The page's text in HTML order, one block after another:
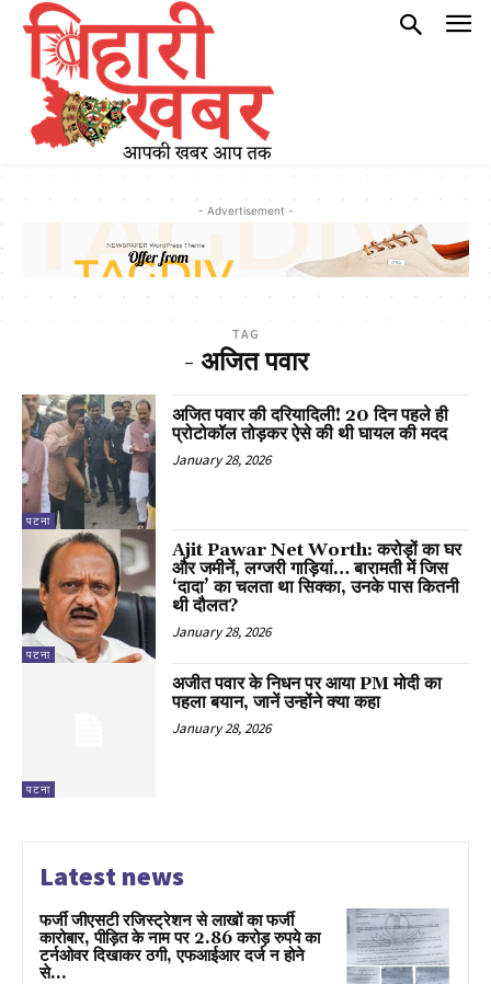
- Advertisement -
TAG
- अजित पवार
पटना
अजित पवार की दरियादिली! 20 दिन पहले ही
प्रोटोकॉल तोड़कर ऐसे की थी घायल की मदद
January 28, 2026
पटना
Ajit Pawar Net Worth: करोड़ों का घर
और जमीनें, लग्जरी गाड़ियां… बारामती में जिस
‘दादा’ का चलता था सिक्का, उनके पास कितनी
थी दौलत?
January 28, 2026
पटना
अजीत पवार के निधन पर आया PM मोदी का
पहला बयान, जानें उन्होंने क्या कहा
January 28, 2026
Latest news
फर्जी जीएसटी रजिस्ट्रेशन से लाखों का फर्जी
कारोबार, पीड़ित के नाम पर 2.86 करोड़ रुपये का
टर्नओवर दिखाकर ठगी, एफआईआर दर्ज न होने
से...